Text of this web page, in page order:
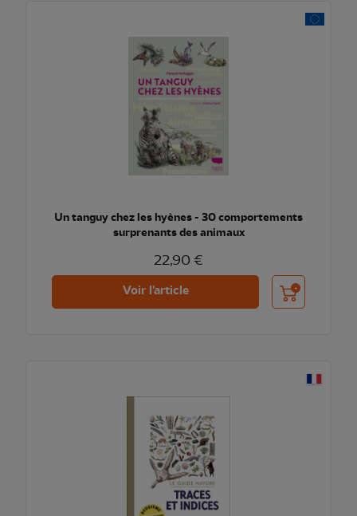
Un tanguy chez les hyènes - 30 comportements
surprenants des animaux
22,90 €
Voir l'article Ajouter au